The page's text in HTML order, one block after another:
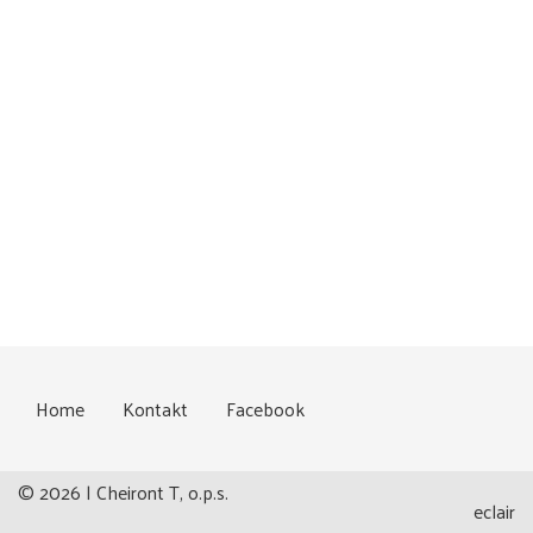
Home Kontakt Facebook
© 2026 | Cheiront T, o.p.s.
eclair